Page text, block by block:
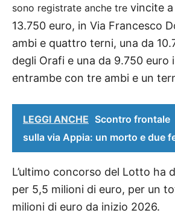
sono registrate anche tre vincite a
13.750 euro, in Via Francesco
ambi e quattro terni, una da
degli Orafi e una da 9.750 euro
entrambe con tre ambi e un
LEGGI ANCHE Scontro frontale
sulla via Appia: un morto e due
L’ultimo concorso del Lotto ha
per 5,5 milioni di euro, per un
milioni di euro da inizio 2026.